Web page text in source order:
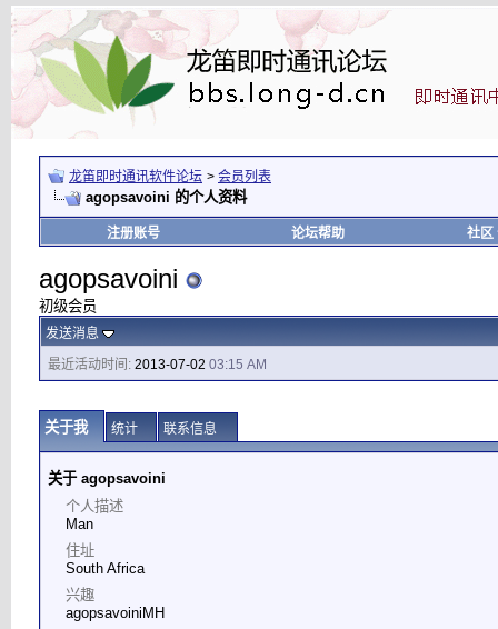
龙笛即时通讯软件论坛 > 会员列表
agopsavoini 的个人资料
注册账号 论坛帮助 社区
agopsavoini
初级会员
发送消息
最近活动时间: 2013-07-02 03:15 AM
关于我 统计 联系信息
关于 agopsavoini
个人描述
Man
住址
South Africa
兴趣
agopsavoiniMH